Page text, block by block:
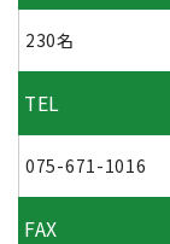
230名
TEL
075-671-1016
FAX